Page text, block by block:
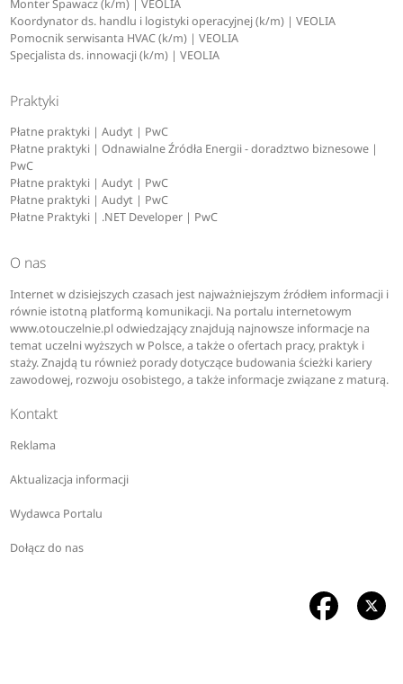
Monter Spawacz (k/m) | VEOLIA
Koordynator ds. handlu i logistyki operacyjnej (k/m) | VEOLIA
Pomocnik serwisanta HVAC (k/m) | VEOLIA
Specjalista ds. innowacji (k/m) | VEOLIA
Praktyki
Płatne praktyki | Audyt | PwC
Płatne praktyki | Odnawialne Źródła Energii - doradztwo biznesowe |
PwC
Płatne praktyki | Audyt | PwC
Płatne praktyki | Audyt | PwC
Płatne Praktyki | .NET Developer | PwC
O nas
Internet w dzisiejszych czasach jest najważniejszym źródłem informacji i
równie istotną platformą komunikacji. Na portalu internetowym
www.otouczelnie.pl odwiedzający znajdują najnowsze informacje na
temat uczelni wyższych w Polsce, a także o ofertach pracy, praktyk i
staży. Znajdą tu również porady dotyczące budowania ścieżki kariery
zawodowej, rozwoju osobistego, a także informacje związane z maturą.
Kontakt
Reklama
Aktualizacja informacji
Wydawca Portalu
Dołącz do nas